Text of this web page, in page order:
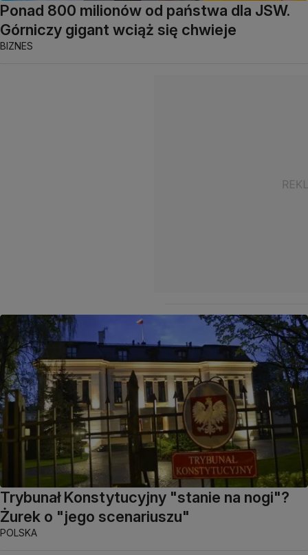
Ponad 800 milionów od państwa dla JSW.
Górniczy gigant wciąż się chwieje
BIZNES
Trybunał Konstytucyjny "stanie na nogi"?
Żurek o "jego scenariuszu"
POLSKA